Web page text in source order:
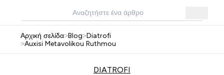
Αρχική σελίδα>Blog>Diatrofi
>Auxisi Metavolikou Ruthmou
DIATROFI